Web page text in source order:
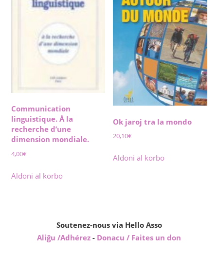
Communication
linguistique. À la
recherche d’une
dimension mondiale.
4,00€
Aldoni al korbo
Ok jaroj tra la mondo
20,10€
Aldoni al korbo
Soutenez-nous via Hello Asso
Aliĝu /Adhérez - Donacu / Faites un don